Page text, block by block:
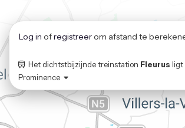
Log in ofregistreerom afstand te
Het dichtstbijzijnde treinstation Fleurus ligt
Prominence